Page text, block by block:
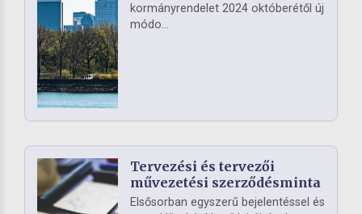
kormányrendelet 2024 októberétől új
módo...
Tervezési és tervezői
művezetési szerződésminta
Elsősorban egyszerű bejelentéssel és